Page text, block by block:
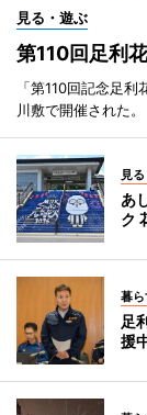
見る・遊ぶ
第110回足利
「第110回記念足
川敷で開催された。
見
あ
ク
暮ら
足
援